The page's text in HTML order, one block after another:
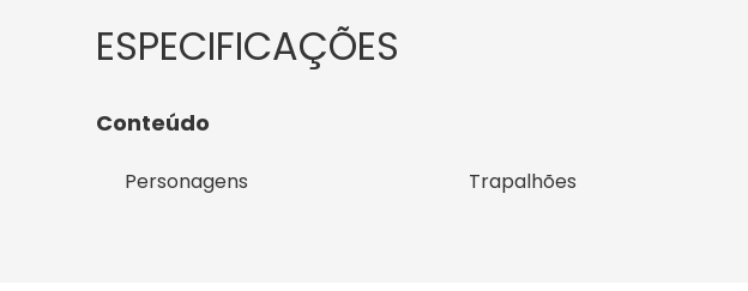
Conteúdo
Personagens Trapalhões